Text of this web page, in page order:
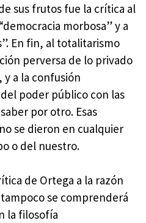
sus frutos fue la crítica al
morbosa” y a
En fin, al totalitarismo
perversa de lo privado
a la confusión
poder público con las
por otro. Esas
se dieron en cualquier
o del nuestro.
de Ortega a la razón
se comprenderá
la filosofía